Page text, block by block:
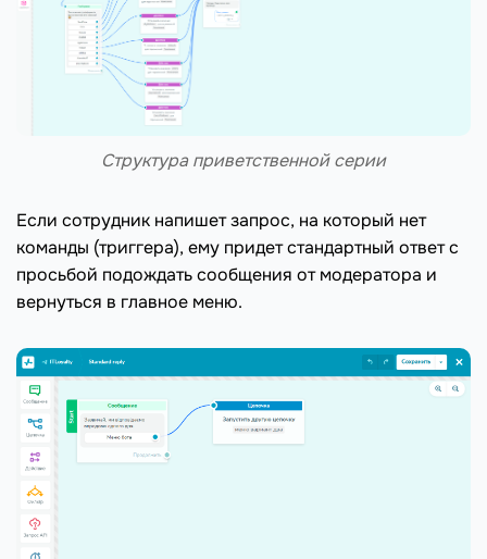
Структура приветственной серии
Если сотрудник напишет запрос, на который нет
команды (триггера), ему придет стандартный ответ с
просьбой подождать сообщения от модератора и
вернуться в главное меню.